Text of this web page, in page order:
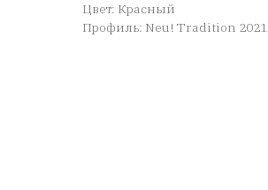
Цвет: Красный
Профиль: Neu! Tradition 2021